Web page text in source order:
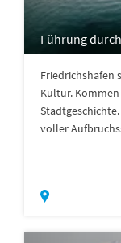
Führung
Friedrichshafen
Kultur.
voller